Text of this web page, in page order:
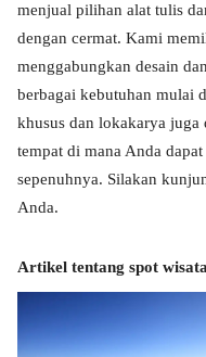
menjual pilihan alat tulis
dengan cermat. Kami
menggabungkan desain
berbagai kebutuhan mulai
khusus dan lokakarya
tempat di mana Anda
sepenuhnya. Silakan
Anda.
Artikel tentang spot